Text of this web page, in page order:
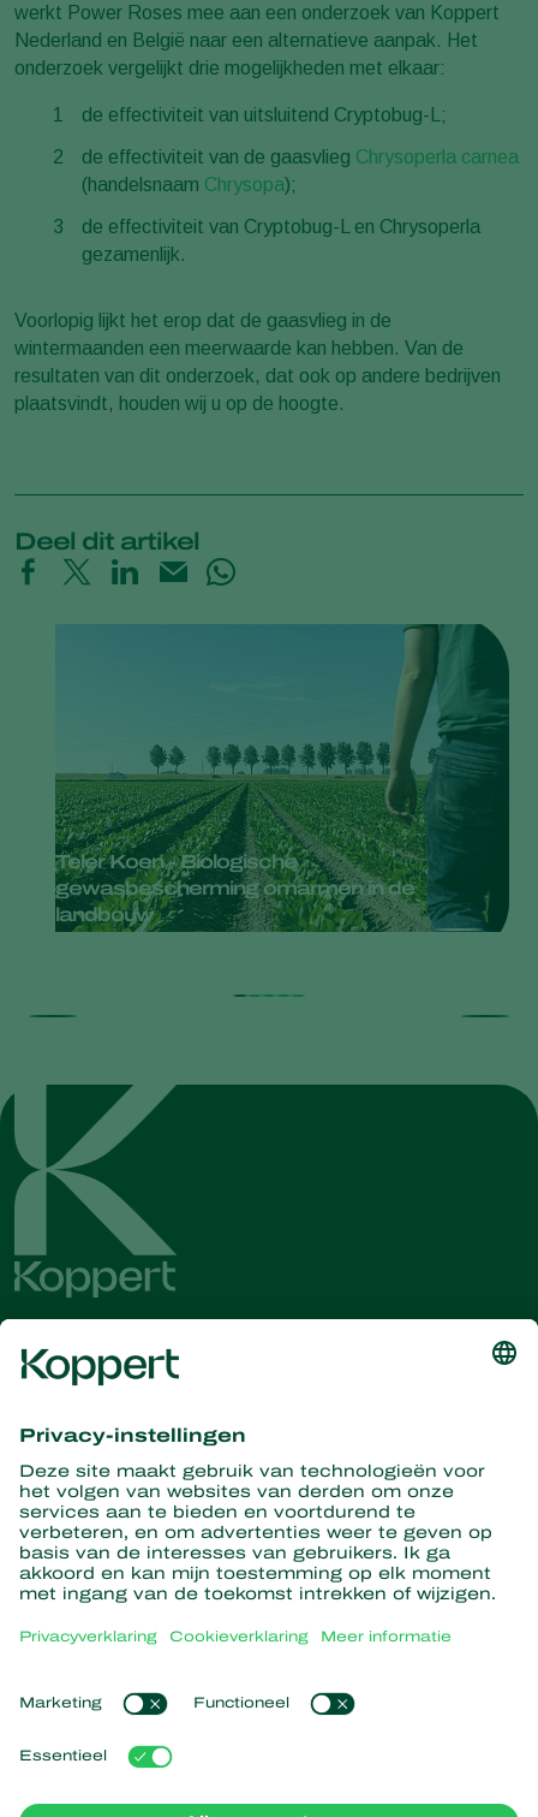
werkt Power Roses mee aan een onderzoek van Koppert
Nederland en België naar een alternatieve aanpak. Het
onderzoek vergelijkt drie mogelijkheden met elkaar:
de effectiviteit van uitsluitend Cryptobug-L;
de effectiviteit van de gaasvlieg Chrysoperla carnea
(handelsnaam Chrysopa);
de effectiviteit van Cryptobug-L en Chrysoperla
gezamenlijk.
Voorlopig lijkt het erop dat de gaasvlieg in de
wintermaanden een meerwaarde kan hebben. Van de
resultaten van dit onderzoek, dat ook op andere bedrijven
plaatsvindt, houden wij u op de hoogte.
Deel dit artikel
Teler Koen - Biologische
gewasbescherming omarmen in de
landbouw
Ontvang het laatste nieuws en
informatie
Hier aanmelden
Partners with Nature
Roofmijten
Roofinsecten
Nuttige nematoden
Nuttige micro-organismen
Gewasbescherming
Nieuws en informatie
Duurzaamheid
Werken bij Koppert
Contact
Populaire links
Ervaringen van klanten
Koppert Global